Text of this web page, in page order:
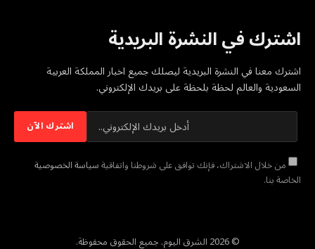
اشترك في النشرة البريدية
اشترك معنا في النشرة البريدية ليصلك جميع اخبار المملكة العربية
السعودية والعالم لحظة بلحظة على بريدك الإلكتروني.
من خلال الاشتراك، فإنك توافق على شروطنا واتفاقيةسياسة الخصوصية
الخاصة بنا.
© 2026 الشرق اليوم. جميع الحقوق محفوظة.